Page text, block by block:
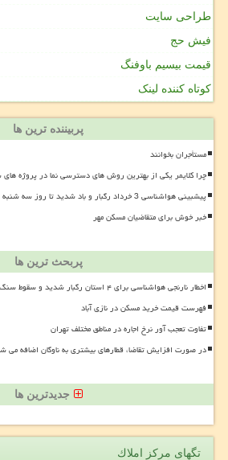
طراحی سایت
فیش حج
قیمت بیسیم باوفنگ
کوتاه کننده لینک
پربیننده ترین ها
مستأجران بخوانند
چرا کلایمر یکی از بهترین روش های دسترسی نما در پروژه
پیشبینی هواشناسی 3 خرداد رگبار و باد شدید تا روز سه شنبه ادامه دارد
خبر خوش برای متقاضیان مسکن مهر
پربحث ترین ها
اخطار نارنجی هواشناسی برای ۴ استان رگبار شدید و سقوط سنگ فرا می رسد
فهرست قیمت خرید مسکن در نازی آباد
تفاوت تعجب آور نرخ اجاره در مناطق مختلف تهران
در صورت افزایش تقاضا، قطارهای بیشتری به ناوگان اضافه می
جدیدترین ها
تگهای مركز املاك